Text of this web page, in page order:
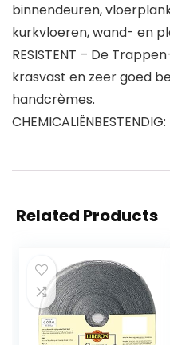
binnendeuren,
kurkvloeren, wand- en
RESISTENT – De
krasvast en zeer goed
handcrèmes.
Related Products